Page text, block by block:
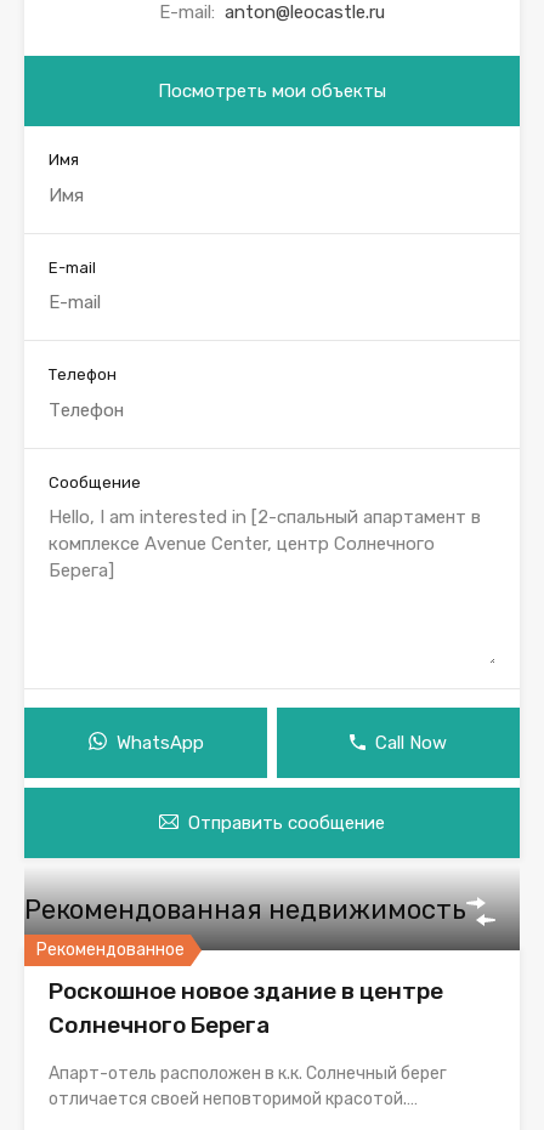
E-mail: anton@leocastle.ru
Посмотреть мои объекты
Имя
E-mail
Телефон
Сообщение
WhatsApp Call Now
Отправить сообщение
Рекомендованная недвижимость
Рекомендованное
Роскошное новое здание в центре
Солнечного Берега
Апарт-отель расположен в к.к. Солнечный берег
отличается своей неповторимой красотой.…